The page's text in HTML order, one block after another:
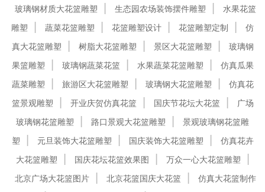
玻璃钢材质大花篮雕塑
生态园农场装饰摆件雕塑
水果花篮
雕塑
蔬菜花篮雕塑 花篮雕塑设计 花篮雕塑定制
仿
真大花篮雕塑
树脂大花篮雕塑 景区大花篮雕塑
玻璃钢
果篮雕塑
玻璃钢蔬菜花篮 水果蔬菜花篮雕塑
仿真瓜果
蔬菜雕塑
旅游区大花篮雕塑 玻璃钢大花篮雕塑
仿真花
篮景观雕塑
开业庆贺仿真花篮 国庆节花坛大花篮
广场
玻璃钢花篮雕塑
路口景观大花篮雕塑
景观玻璃钢花篮雕
塑
元旦装饰大花篮雕塑 国庆装饰大花篮雕塑
仿真花卉
大花篮雕塑
国庆花坛花篮效果图
万众一心大花篮雕塑
北京广场大花篮图片
北京花篮国庆大花篮
仿真大花篮制作